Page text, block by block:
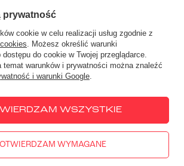
nasze social media!
ceny brutto (z VAT).
prywatność
cookie w celu realizacji usług zgodnie z
. Możesz określić warunki
do cookie w Twojej przeglądarce.
temat warunków i prywatności można znaleźć
i warunki Google.
WYMAGANE
WSZYSTKIE